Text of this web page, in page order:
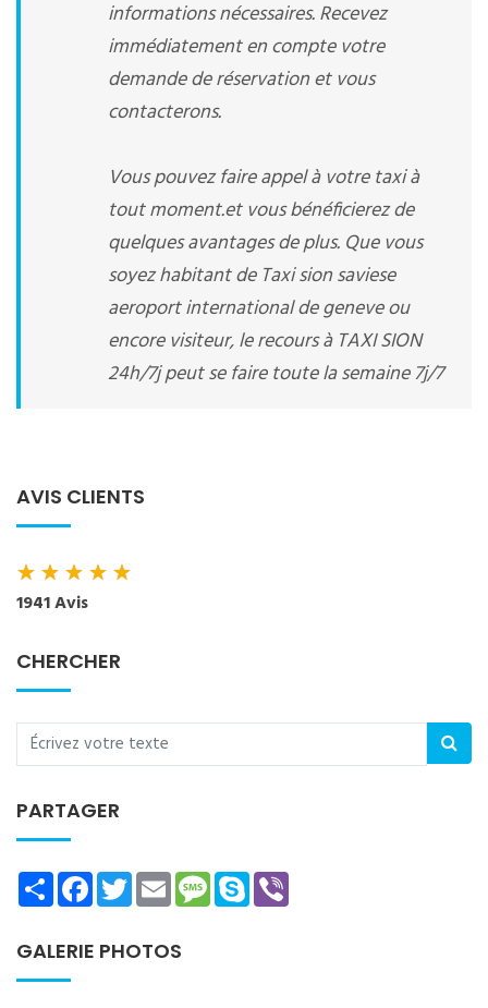
informations nécessaires. Recevez
immédiatement en compte votre
demande de réservation et vous
contacterons.
Vous pouvez faire appel à votre taxi à
tout moment.et vous bénéficierez de
quelques avantages de plus. Que vous
soyez habitant de Taxi sion saviese
aeroport international de geneve ou
encore visiteur, le recours à TAXI SION
24h/7j peut se faire toute la semaine 7j/7
AVIS CLIENTS
★★★★★
1941 Avis
CHERCHER
PARTAGER
ShareFacebookTwitterEmailMessage
Skype
GALERIE PHOTOS